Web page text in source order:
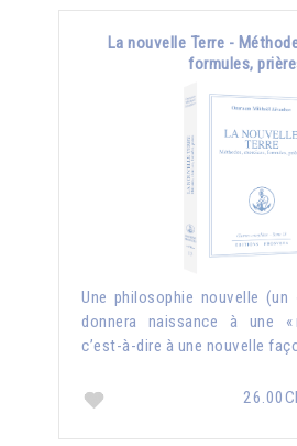
La nouvelle Terre -
formules,
Une philosophie nouvelle (un
donnera naissance à une «
c’est-à-dire à une nouvelle